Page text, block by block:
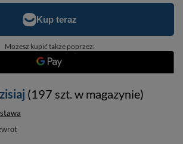
Możesz kupić także poprzez:
(197 szt. w magazynie)